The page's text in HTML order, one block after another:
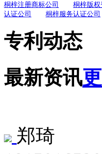
桐梓注册商标公司 桐梓版权
认证公司
桐梓服务认证公司
专利动态
最新资讯
郑琦